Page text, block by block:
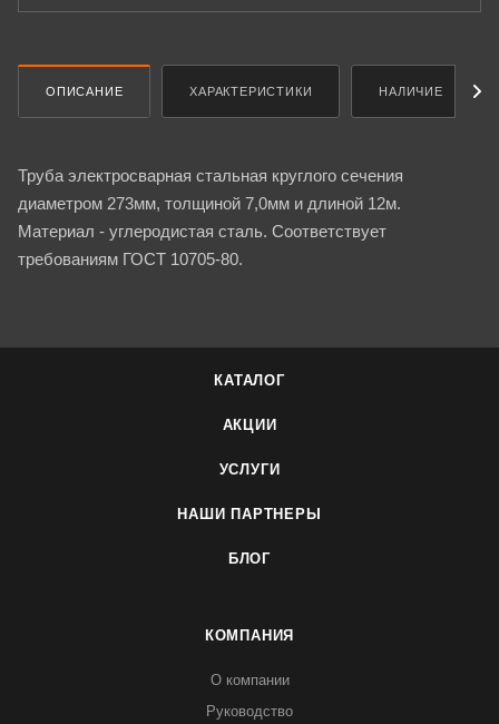
ОПИСАНИЕ ХАРАКТЕРИСТИКИ НАЛИЧИЕ
Труба электросварная стальная круглого сечения
диаметром 273мм, толщиной 7,0мм и длиной 12м.
Материал - углеродистая сталь. Соответствует
требованиям ГОСТ 10705-80.
КАТАЛОГ
АКЦИИ
УСЛУГИ
НАШИ ПАРТНЕРЫ
БЛОГ
КОМПАНИЯ
О компании
Руководство